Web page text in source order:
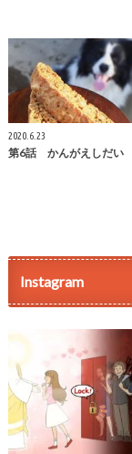
2020.6.23
第6話 かんがえしだい
Instagram